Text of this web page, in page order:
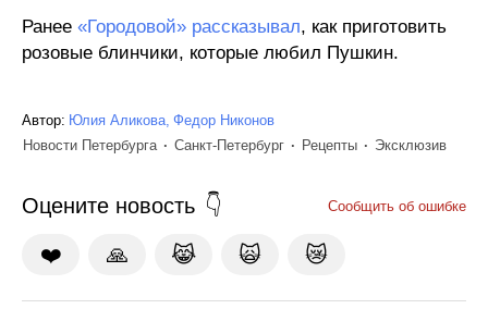
Ранее «Городовой» рассказывал, как приготовить
розовые блинчики, которые любил Пушкин.
Автор: Юлия Аликова Федор Никонов
Новости Петербурга
Санкт-Петербург Рецепты Эксклюзив
Оцените новость Сообщить об ошибке
❤️ 🙏 😹 🙀 😿